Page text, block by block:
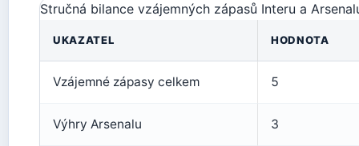
Stručná bilance vzájemných zápasů Interu a
UKAZATEL HODNOTA
Vzájemné zápasy celkem 5
Výhry Arsenalu 3